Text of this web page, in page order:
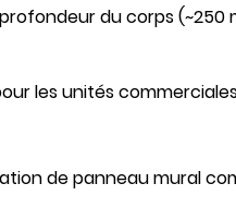
du corps
les unités
de panneau mural